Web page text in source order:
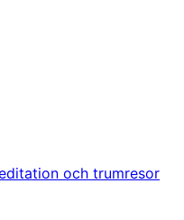
och trumresor